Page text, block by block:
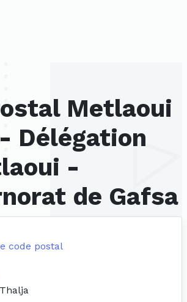
Metlaoui
Délégation
-
de Gafsa
code postal